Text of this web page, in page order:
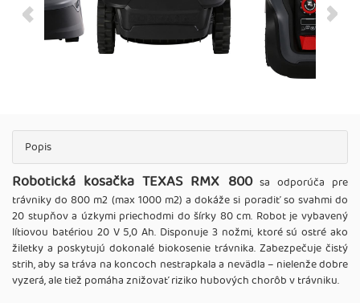
Popis
Robotická kosačka TEXAS RMX 800sa odporúča pre
trávniky do 800 m2 (max 1000 m2) a dokáže si poradiť so svahmi do
20 stupňov a úzkymi priechodmi do šírky 80 cm. Robot je vybavený
lítiovou batériou 20 V 5,0 Ah. Disponuje 3 nožmi, ktoré sú ostré ako
žiletky a poskytujú dokonalé biokosenie trávnika. Zabezpečuje čistý
strih, aby sa tráva na koncoch nestrapkala a nevädla – nielenže dobre
vyzerá, ale tiež pomáha znižovať riziko hubových chorôb v trávniku.